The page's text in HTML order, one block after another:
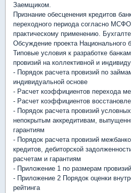
Заемщиком.
Признание обесценения кредитов
переходного периода согласно
практическому применению.
Обсуждение проекта Национального
Типовые условия к разработке
провизий на коллективной и
- Порядок расчета провизий по
индивидуальной основе
- Расчет коэффициентов перехода
- Расчет коэффициентов
- Порядок расчета провизий
непокрытым аккредитивам,
гарантиям
- Порядок расчета провизий
кредитов, дебиторской
расчетам и гарантиям
- Приложение 1 по размерам
- Приложение 2 Порядок оценки
рейтинга